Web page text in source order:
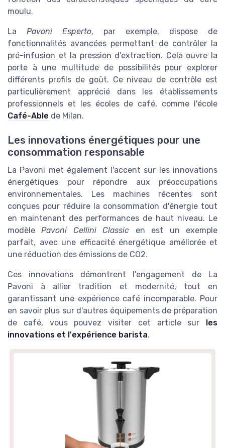
moulu.
La Pavoni Esperto, par exemple, dispose de
fonctionnalités avancées permettant de contrôler la
pré-infusion et la pression d'extraction. Cela ouvre la
porte à une multitude de possibilités pour explorer
différents profils de goût. Ce niveau de contrôle est
particulièrement apprécié dans les établissements
professionnels et les écoles de café, comme l'école
Café-Able de Milan.
Les innovations énergétiques pour une
consommation responsable
La Pavoni met également l'accent sur les innovations
énergétiques pour répondre aux préoccupations
environnementales. Les machines récentes sont
conçues pour réduire la consommation d'énergie tout
en maintenant des performances de haut niveau. Le
modèlePavoni Cellini Classic en est un exemple
parfait, avec une efficacité énergétique améliorée et
une réduction des émissions de CO2.
Ces innovations démontrent l'engagement de La
Pavoni à allier tradition et modernité, tout en
garantissant une expérience café incomparable. Pour
en savoir plus sur d'autres équipements de préparation
de café, vous pouvez visiter cet article sur les
innovations et l'expérience barista.
Percolateur à café 16L en acier
inoxydable
＋ Capacité de 16L pour lesgrandes foules
＋ Construction en acier inoxydablepour une
durabilité accrue
＋ Idéal pour lesfêtes et événements
＋ Percolation rapide pour un service efficace
★★★★★
★★★★★ 4,6/5 — 58 avis
Voir l'offre